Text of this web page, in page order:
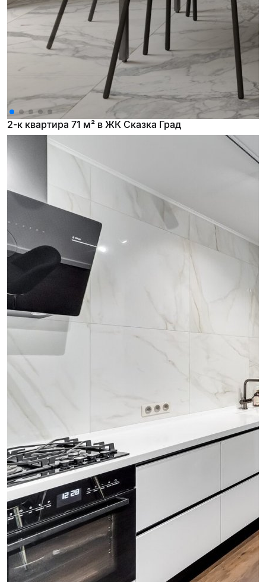
2-к квартира 71 м² в ЖК Сказка Град